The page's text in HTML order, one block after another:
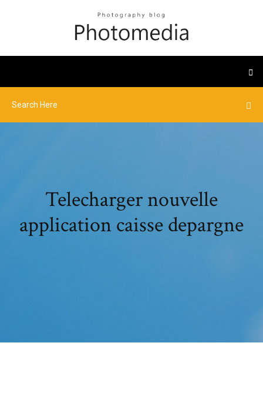
Telecharger nouvelle
application caisse depargne